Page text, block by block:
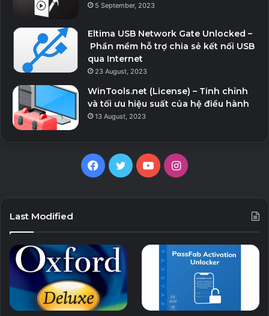
5 September, 2023
Eltima USB Network Gate Unlocked –
Phần mềm hỗ trợ chia sẻ kết nối USB
qua Internet
23 August, 2023
WinTools.net (License) – Tinh chỉnh
và tối ưu hiệu suất của hệ điều hành
13 August, 2023
F
b
o
o
T
r
Y
e
I
a
r
Last Modified